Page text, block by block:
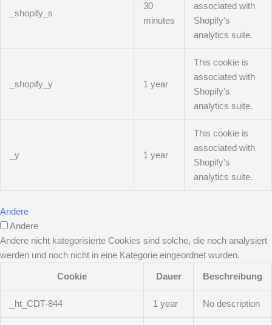
_shopify_s
30
minutes
associated with
Shopify's
analytics suite.
_shopify_y 1 year
This cookie is
associated with
Shopify's
analytics suite.
_y 1 year
This cookie is
associated with
Shopify's
analytics suite.
Andere
Andere
Andere nicht kategorisierte Cookies sind solche, die noch analysiert
werden und noch nicht in eine Kategorie eingeordnet wurden.
Cookie Dauer Beschreibung
_ht_CDT-844 1 year No description